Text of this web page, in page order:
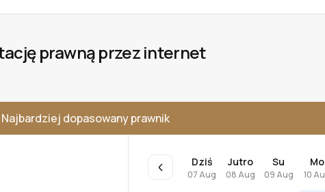
prawną przez internet
Najbardziej dopasowany prawnik
Dziś
07 Aug
Jutro
08 Aug
Su
09 Aug
Mo
10